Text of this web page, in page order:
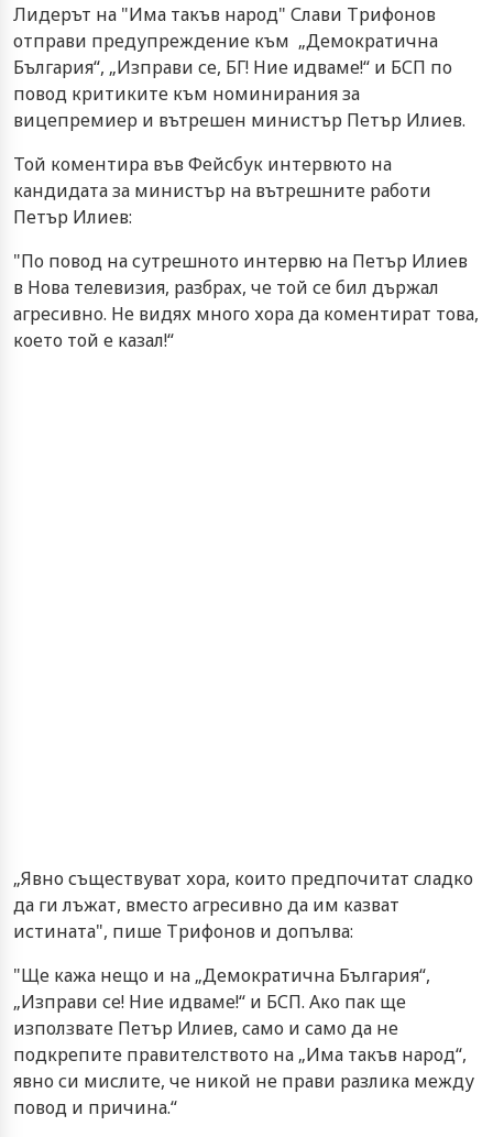
Лидерът на "Има такъв народ" Слави Трифонов
отправи предупреждение към „Демократична
България“, „Изправи се, БГ! Ние идваме!“ и БСП по
повод критиките към номинирания за
вицепремиер и вътрешен министър Петър Илиев.
Той коментира във Фейсбук интервюто на
кандидата за министър на вътрешните работи
Петър Илиев:
"По повод на сутрешното интервю на Петър Илиев
в Нова телевизия, разбрах, че той се бил държал
агресивно. Не видях много хора да коментират това,
което той е казал!“
„Явно съществуват хора, които предпочитат сладко
да ги лъжат, вместо агресивно да им казват
истината", пише Трифонов и допълва:
"Ще кажа нещо и на „Демократична България“,
„Изправи се! Ние идваме!“ и БСП. Ако пак ще
използвате Петър Илиев, само и само да не
подкрепите правителството на „Има такъв народ“,
явно си мислите, че никой не прави разлика между
повод и причина.“